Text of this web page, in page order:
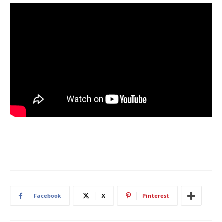
Facebook X Pinterest